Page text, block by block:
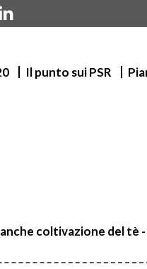
Il punto sui PSR
coltivazione del tè -